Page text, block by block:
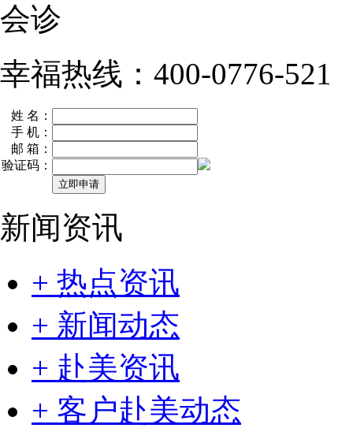
会诊
幸福热线：400-0776-521
姓 名：
手 机：
邮 箱：
验证码：
新闻资讯
+ 热点资讯
+ 新闻动态
+ 赴美资讯
+ 客户赴美动态